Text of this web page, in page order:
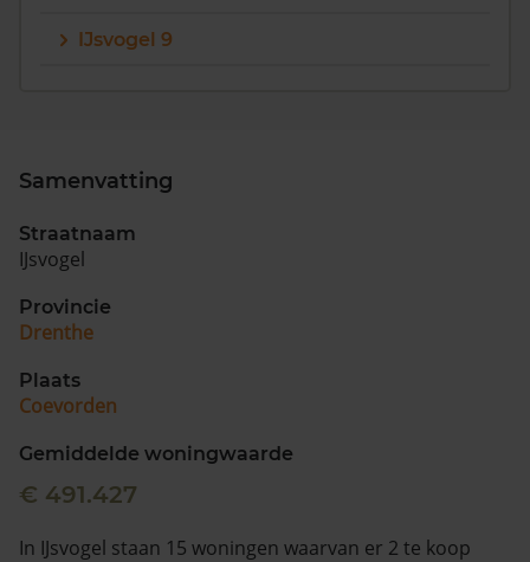
IJsvogel 9
Samenvatting
Straatnaam
IJsvogel
Provincie
Drenthe
Plaats
Coevorden
Gemiddelde woningwaarde
€ 491.427
In IJsvogel staan 15 woningen waarvan er 2 te koop